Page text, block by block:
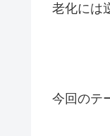
老化には
今回のテ